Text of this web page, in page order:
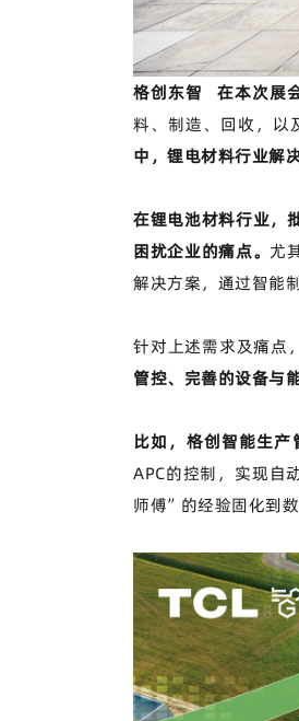
格创东智 在本次展
料、制造、回收，以
中，锂电材料行业解
在锂电池材料行业，
困扰企业的痛点。 尤
解决方案，通过智能
针对上述需求及痛点，
管控、完善的设备与
比如，格创智能生
APC的控制，实现自
师傅”的经验固化到